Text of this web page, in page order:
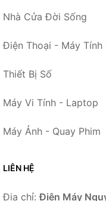
Nhà Cửa Đời Sống
Điện Thoại - Máy Tính
Thiết Bị Số
Máy Vi Tính - Laptop
Máy Ảnh - Quay Phim
LIÊN HỆ
Địa chỉ:Điện Máy